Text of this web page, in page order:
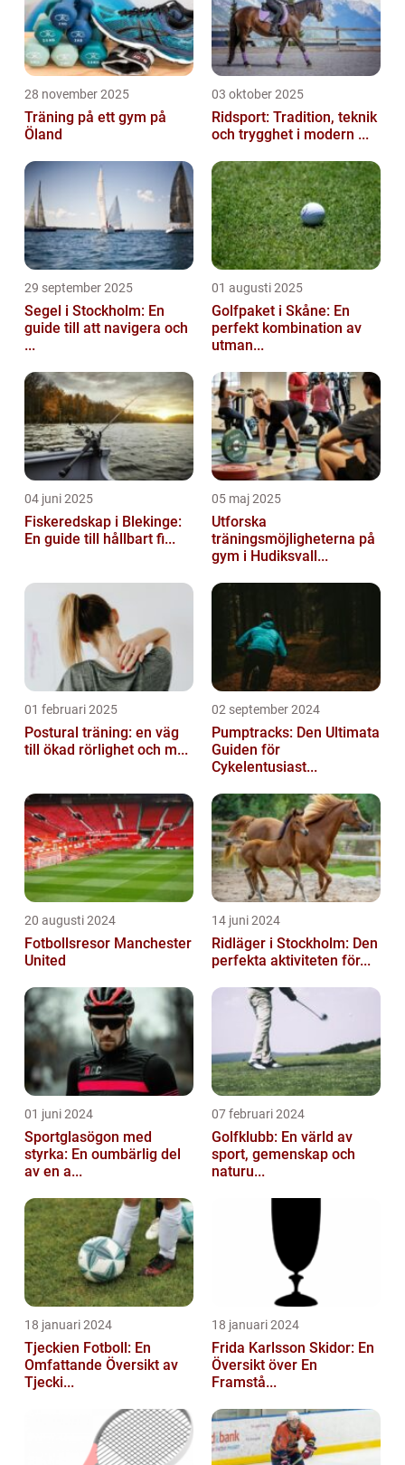
28 november 2025
Träning på ett gym på
Öland
03 oktober 2025
Ridsport: Tradition, teknik
och trygghet i modern ...
29 september 2025
Segel i Stockholm: En
guide till att navigera och
...
01 augusti 2025
Golfpaket i Skåne: En
perfekt kombination av
utman...
04 juni 2025
Fiskeredskap i Blekinge:
En guide till hållbart fi...
05 maj 2025
Utforska
träningsmöjligheterna på
gym i Hudiksvall...
01 februari 2025
Postural träning: en väg
till ökad rörlighet och m...
02 september 2024
Pumptracks: Den Ultimata
Guiden för
Cykelentusiast...
20 augusti 2024
Fotbollsresor Manchester
United
14 juni 2024
Ridläger i Stockholm: Den
perfekta aktiviteten för...
01 juni 2024
Sportglasögon med
styrka: En oumbärlig del
av en a...
07 februari 2024
Golfklubb: En värld av
sport, gemenskap och
naturu...
18 januari 2024
Tjeckien Fotboll: En
Omfattande Översikt av
Tjecki...
18 januari 2024
Frida Karlsson Skidor: En
Översikt över En
Framstå...